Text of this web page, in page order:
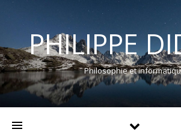
PHILIPPE
Philosophie et